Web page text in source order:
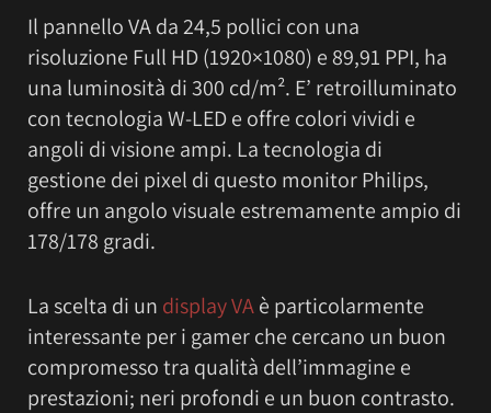
Il pannello VA da 24,5 pollici con una
risoluzione Full HD (1920×1080) e 89,91 PPI, ha
una luminosità di 300 cd/m². E’ retroilluminato
con tecnologia W-LED e offre colori vividi e
angoli di visione ampi. La tecnologia di
gestione dei pixel di questo monitor Philips,
offre un angolo visuale estremamente ampio di
178/178 gradi.
La scelta di un display VAè particolarmente
interessante per i gamer che cercano un buon
compromesso tra qualità dell’immagine e
prestazioni; neri profondi e un buon contrasto.